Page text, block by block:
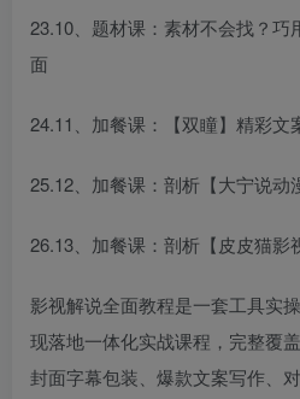
23.10、题材课：素材不会找？巧
面
24.11、加餐课：【双瞳】精彩文
25.12、加餐课：剖析【大宁说动
26.13、加餐课：剖析【皮皮猫影
影视解说全面教程是一套工具实
现落地一体化实战课程，完整覆
封面字幕包装、爆款文案写作、